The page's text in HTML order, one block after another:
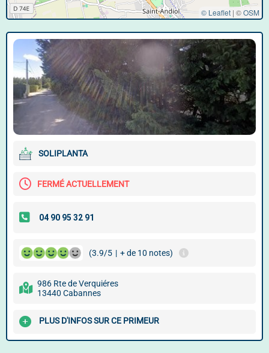
© Leaflet | ©OSM
SOLIPLANTA
FERMÉ ACTUELLEMENT
(3.9/5 | + de 10 notes)
986 Rte de Verquiéres
13440 Cabannes
PLUS D'INFOS SUR CE PRIMEUR